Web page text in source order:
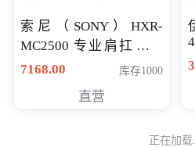
索尼（SONY）HXR-
MC2500 专业肩扛式存
储卡全高清摄录一体机
清入门级摄像机
7168.00 库存1000
直营
正在加载